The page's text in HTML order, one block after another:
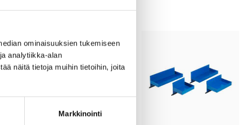
ominaisuuksien tukemiseen
analytiikka-alan
näitä tietoja muihin tietoihin, joita
Markkinointi